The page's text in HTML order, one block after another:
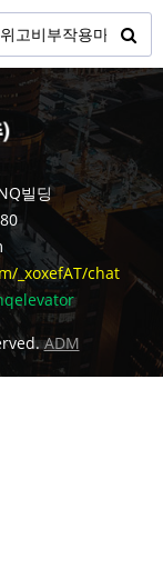
빌딩
_xoxefAT/chat
ADM